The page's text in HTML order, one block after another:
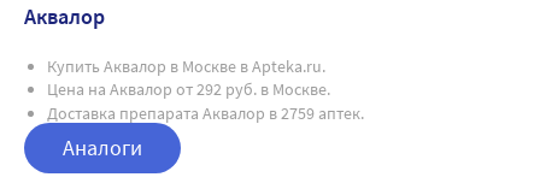
Аквалор
Купить Аквалор в Москве в Apteka.ru.
Цена на Аквалор от 292 руб. в Москве.
Доставка препарата Аквалор в 2759 аптек.
Аналоги